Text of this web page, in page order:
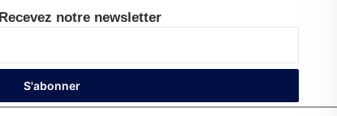
Recevez notre newsletter